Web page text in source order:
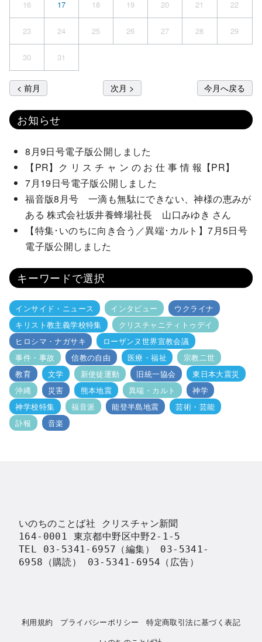
16 17 18 19 20 21 22
23 24 25 26 27 28 29
30 31
< 前月 次月 > 今月へ戻る
お知らせ
8月9日号電子版公開しました
【PR】ク リ ス チ ャ ン の お 仕 事 情 報【PR】
7月19日号電子版公開しました
福音版8月号 一滴も無駄にできない、神様の恵みが
ある 株式会社坂井養蜂場社長 山口みゆき さん
【特集･いのちに向き合う／異端･カルト】7月5日号
電子版公開しました
キーワードで選択
インサイド・ニュース インタビュー
ウクライナ
キリスト教主義学校特集
クリスチャニティトゥデイ
ヒロシマ・ナガサキ
ローザンヌ世界宣教会議
事件・事故
信教の自由 医療・福祉
宗教二世
教育
文学 新使徒運動 旧統一協会
東日本大震災
沖縄
災害 熊本地震 異端・カルト
神学
神学校特集
福音派 能登半島地震
芸術・芸能
訃報
音楽
いのちのことば社 クリスチャン新聞
164-0001 東京都中野区中野2-1-5
TEL 03-5341-6957（編集） 03-5341-
6958（購読） 03-5341-6954（広告）
利用規約 プライバシーポリシー
特定商取引法に基づく表記